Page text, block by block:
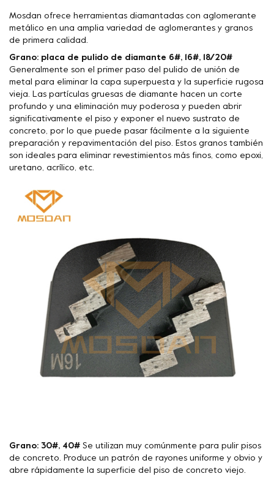
Mosdan ofrece herramientas diamantadas con aglomerante
metálico en una amplia variedad de aglomerantes y granos
de primera calidad.
Grano: placa de pulido de diamante 6#, 16#, 18/20#
Generalmente son el primer paso del pulido de unión de
metal para eliminar la capa superpuesta y la superficie rugosa
vieja. Las partículas gruesas de diamante hacen un corte
profundo y una eliminación muy poderosa y pueden abrir
significativamente el piso y exponer el nuevo sustrato de
concreto, por lo que puede pasar fácilmente a la siguiente
preparación y repavimentación del piso. Estos granos también
son ideales para eliminar revestimientos más finos, como epoxi,
uretano, acrílico, etc.
Grano: 30#, 40# Se utilizan muy comúnmente para pulir pisos
de concreto. Produce un patrón de rayones uniforme y obvio y
abre rápidamente la superficie del piso de concreto viejo.